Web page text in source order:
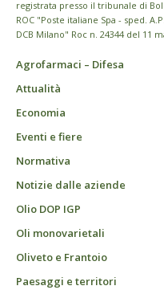
registrata presso il tribunale di
ROC "Poste italiane Spa - sped.
DCB Milano" Roc n. 24344 del 11
Agrofarmaci – Difesa
Attualità
Economia
Eventi e fiere
Normativa
Notizie dalle aziende
Olio DOP IGP
Oli monovarietali
Oliveto e Frantoio
Paesaggi e territori